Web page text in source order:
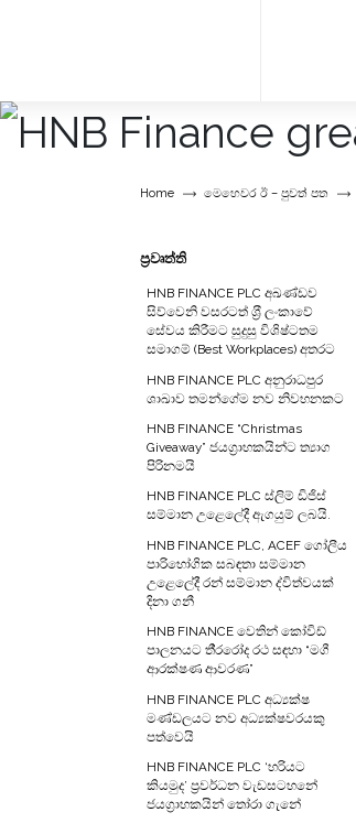
Home මෙහෙවර ඊ – පුවත් පත
ප්‍රවෘත්ති
HNB FINANCE PLC අඛණ්ඩව
සිව්වෙනි වසරටත් ශ‍්‍රී ලංකාවේ
සේවය කිරීමට සුදුසු විශිෂ්ටතම
සමාගම් (Best Workplaces) අතරට
HNB FINANCE PLC අනුරාධපුර
ශාඛාව තමන්ගේම නව නිවහනකට
HNB FINANCE “Christmas
Giveaway” ජයග‍්‍රාහකයින්ට ත්‍යාග
පිරිනමයි
HNB FINANCE PLC ස්ලිම් ඩිජිස්
සම්මාන උළෙලේදී ඇගයුම් ලබයි.
HNB FINANCE PLC, ACEF ගෝලීය
පාරිභෝගික සබඳතා සම්මාන
උළෙලේදී රන් සම්මාන ද්විත්වයක්
දිනා ගනී
HNB FINANCE වෙතින් කෝවිඩ්
පාලනයට තී‍්‍රරෝද රථ සඳහා “මගී
ආරක්ෂණ ආවරණ”
HNB FINANCE PLC අධ්‍යක්ෂ
මණ්ඩලයට නව අධ්‍යක්ෂවරයකු
පත්වෙයි
HNB FINANCE PLC ‘හරියට
කියමුද’ ප‍්‍රවර්ධන වැඩසටහනේ
ජයග‍්‍රාහකයින් තෝරා ගැනේ